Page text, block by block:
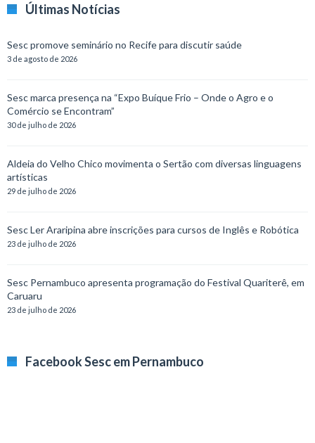
Últimas Notícias
Sesc promove seminário no Recife para discutir saúde
3 de agosto de 2026
Sesc marca presença na “Expo Buíque Frio – Onde o Agro e o
Comércio se Encontram”
30 de julho de 2026
Aldeia do Velho Chico movimenta o Sertão com diversas linguagens
artísticas
29 de julho de 2026
Sesc Ler Araripina abre inscrições para cursos de Inglês e Robótica
23 de julho de 2026
Sesc Pernambuco apresenta programação do Festival Quariterê, em
Caruaru
23 de julho de 2026
Facebook Sesc em Pernambuco